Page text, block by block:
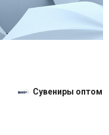
Сувениры оптом